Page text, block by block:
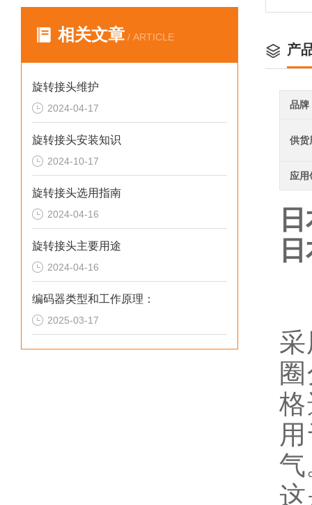
相关文章 / ARTICLE
旋转接头维护
2024-04-17
旋转接头安装知识
2024-10-17
旋转接头选用指南
2024-04-16
旋转接头主要用途
2024-04-16
编码器类型和工作原理：
2025-03-17
产
品牌
供货
应用
气